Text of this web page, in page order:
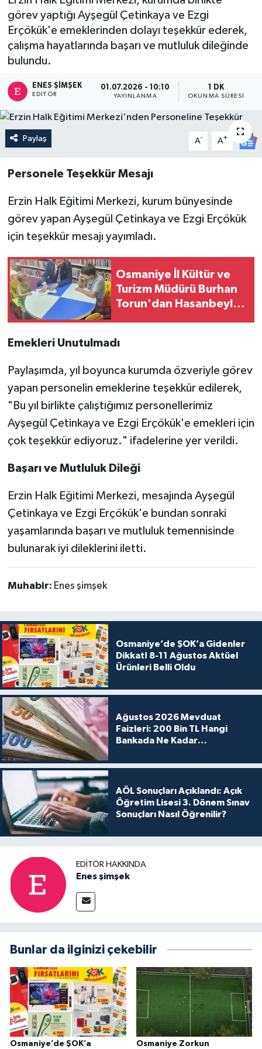
görev yaptığı Ayşegül Çetinkaya ve Ezgi
Erçökük'e emeklerinden dolayı teşekkür ederek,
çalışma hayatlarında başarı ve mutluluk dileğinde
bulundu.
ENES ŞIMŞEK
EDITÖR
01.07.2026 - 10:10
YAYINLANMA
1 DK
OKUNMA SÜRESI
Paylaş A- A+
Personele Teşekkür Mesajı
Erzin Halk Eğitimi Merkezi, kurum bünyesinde
görev yapan Ayşegül Çetinkaya ve Ezgi Erçökük
için teşekkür mesajı yayımladı.
Osmaniye İl Kültür ve
Turizm Müdürü Burhan
Torun'dan Hasanbeyli
Emekleri Unutulmadı
Paylaşımda, yıl boyunca kurumda özveriyle görev
yapan personelin emeklerine teşekkür edilerek,
"Bu yıl birlikte çalıştığımız personellerimiz
Ayşegül Çetinkaya ve Ezgi Erçökük'e emekleri için
çok teşekkür ediyoruz." ifadelerine yer verildi.
Başarı ve Mutluluk Dileği
Erzin Halk Eğitimi Merkezi, mesajında Ayşegül
Çetinkaya ve Ezgi Erçökük'e bundan sonraki
yaşamlarında başarı ve mutluluk temennisinde
bulunarak iyi dileklerini iletti.
Muhabir: Enes şimşek
Osmaniye’de ŞOK’a Gidenler
Dikkat! 8-11 Ağustos Aktüel
Ürünleri Belli Oldu
Ağustos 2026 Mevduat
Faizleri: 200 Bin TL Hangi
Bankada Ne Kadar
AÖL Sonuçları Açıklandı: Açık
Öğretim Lisesi 3. Dönem Sınav
Sonuçları Nasıl Öğrenilir?
EDITÖR HAKKINDA
Enes şimşek
Bunlar da ilginizi çekebilir
Osmaniye’de ŞOK’a Osmaniye Zorkun